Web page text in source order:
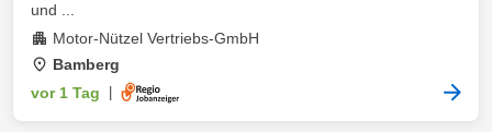
und ...
Motor-Nützel Vertriebs-GmbH
Bamberg
vor 1 Tag